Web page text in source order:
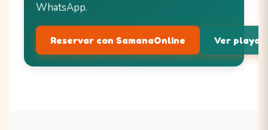
WhatsApp.
Reservar con SamanaOnline Ver playas